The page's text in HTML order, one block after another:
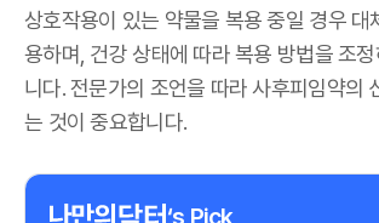
상호작용이 있는 약물을 복용 중일 경우 대
용하며, 건강 상태에 따라 복용 방법을 조
니다. 전문가의 조언을 따라 사후피임약의
는 것이 중요합니다.
‘s Pick